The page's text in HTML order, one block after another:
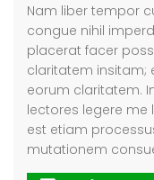
Nam liber tempor
congue nihil
placerat facer
claritatem insitam;
eorum claritatem.
lectores legere me
est etiam
mutationem